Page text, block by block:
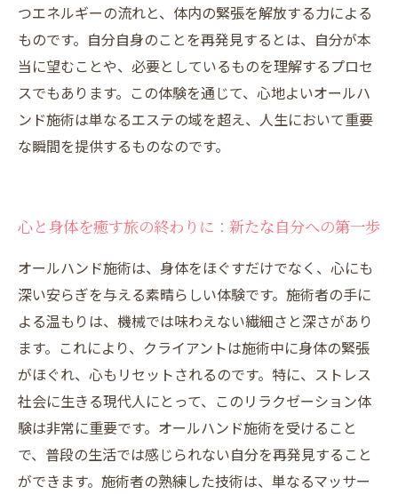
つエネルギーの流れと、体内の緊張を解放する力による
ものです。自分自身のことを再発見するとは、自分が本
当に望むことや、必要としているものを理解するプロセ
スでもあります。この体験を通じて、心地よいオールハ
ンド施術は単なるエステの域を超え、人生において重要
な瞬間を提供するものなのです。
心と身体を癒す旅の終わりに：新たな自分への第一歩
オールハンド施術は、身体をほぐすだけでなく、心にも
深い安らぎを与える素晴らしい体験です。施術者の手に
よる温もりは、機械では味わえない繊細さと深さがあり
ます。これにより、クライアントは施術中に身体の緊張
がほぐれ、心もリセットされるのです。特に、ストレス
社会に生きる現代人にとって、このリラクゼーション体
験は非常に重要です。オールハンド施術を受けること
で、普段の生活では感じられない自分を再発見すること
ができます。施術者の熟練した技術は、単なるマッサー